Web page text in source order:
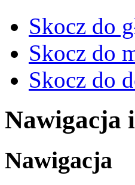
Skocz do
Skocz do
Skocz do
Nawigacja
Nawigacja